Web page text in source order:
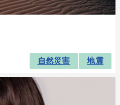
自然災害 地震